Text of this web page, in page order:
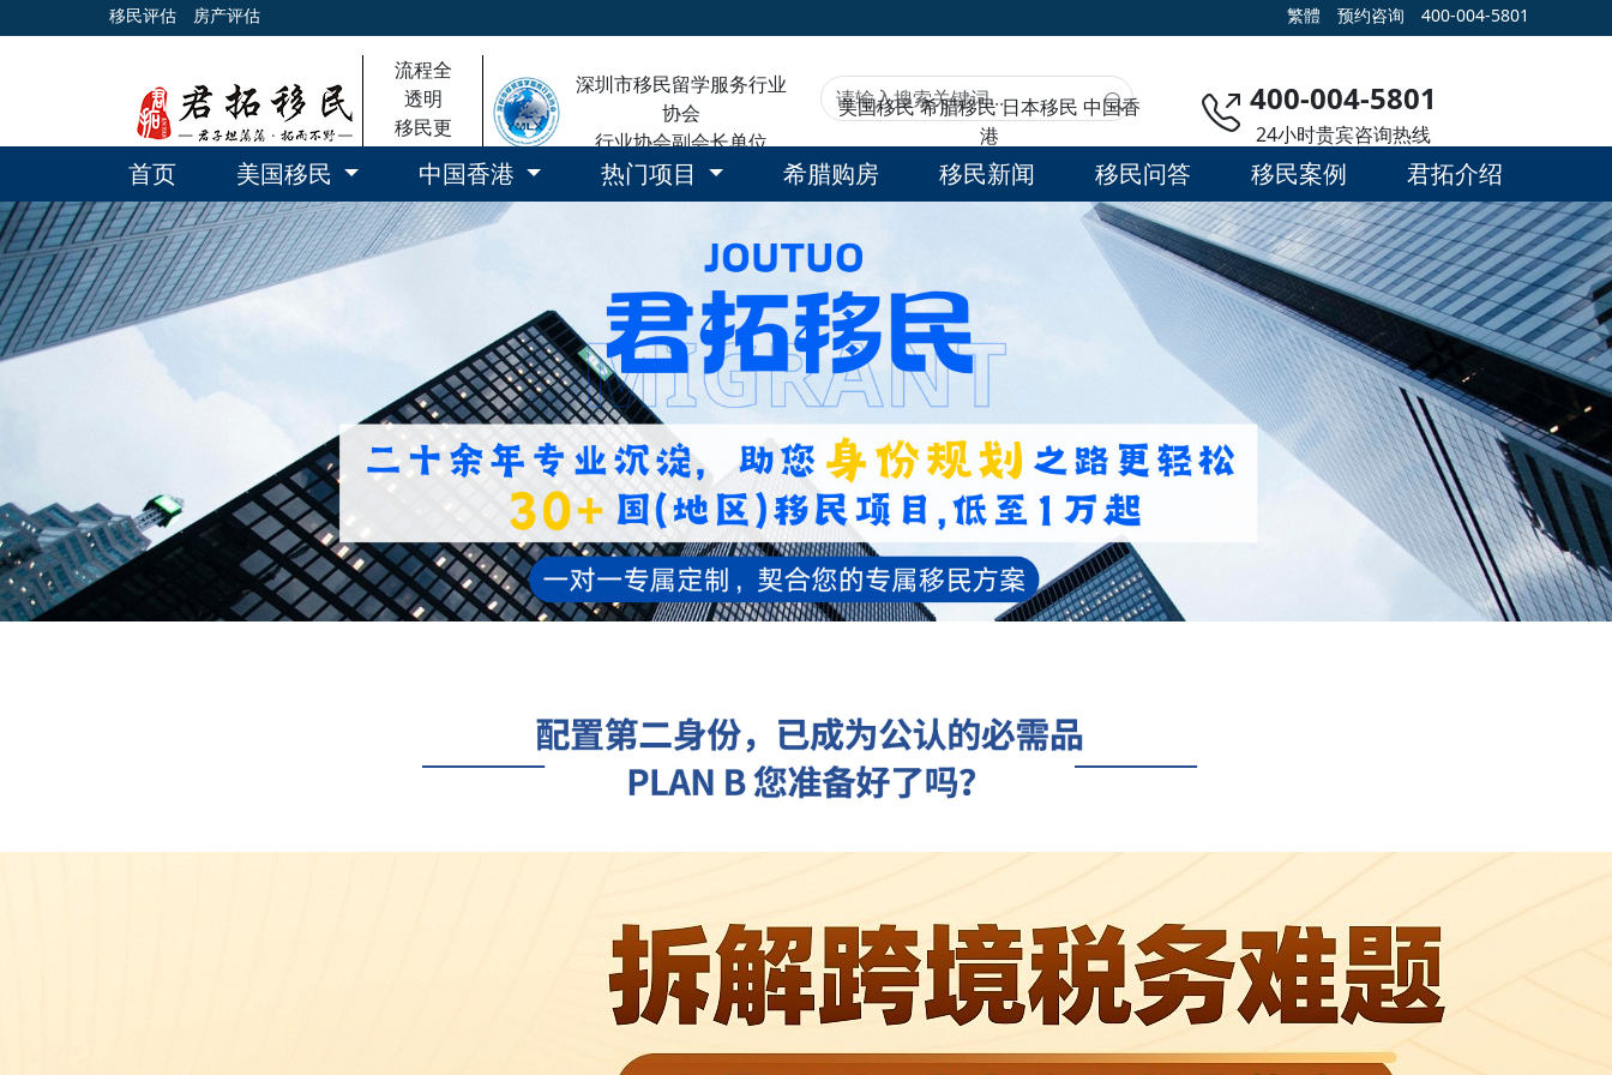
移民评估 房产评估 繁體 预约咨询 400-004-5801
流程全
透明
移民更
放心
深圳市移民留学服务行业
协会
行业协会副会长单位
美国移民希腊移民日本移民 中国香
港
400-004-5801
24小时贵宾咨询热线
首页 美国移民 中国香港 热门项目 希腊购房 移民新闻 移民问答 移民案例 君拓介绍